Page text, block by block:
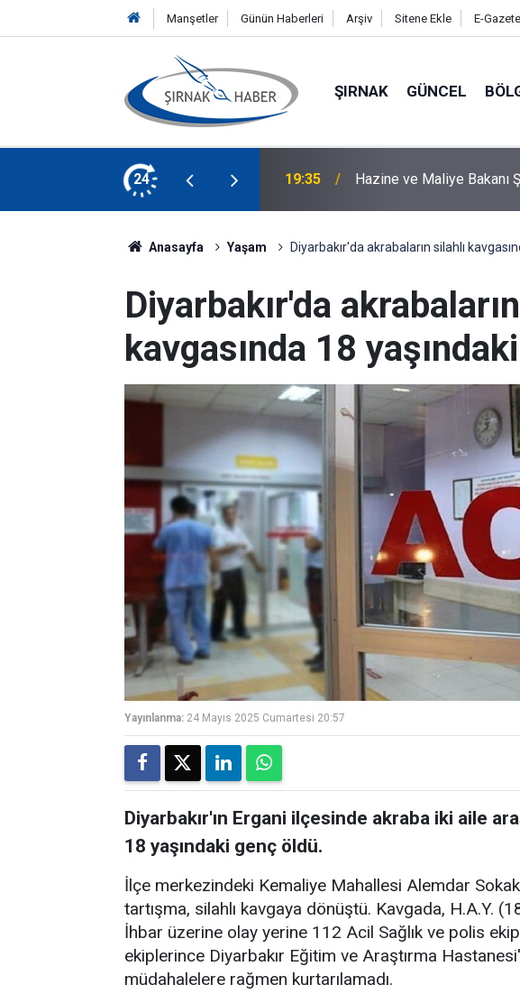
Manşetler Günün Haberleri Arşiv Sitene Ekle E-Gazete
ŞIRNAK GÜNCEL
24
Mardin'de ziyaretlerde bulundu 19:21
Edilemez”
Anasayfa Yaşam Diyarbakır'da akrabaların silahlı
Diyarbakır'da
kavgasında 18
Yayınlanma: 24 Mayıs 2025 Cumartesi 20:57
Diyarbakır'ın Ergani ilçesinde akraba iki aile
18 yaşındaki genç öldü.
İlçe merkezindeki Kemaliye Mahallesi Alemdar
tartışma, silahlı kavgaya dönüştü. Kavgada, H.A.Y.
İhbar üzerine olay yerine 112 Acil Sağlık ve polis
ekiplerince Diyarbakır Eğitim ve Araştırma
müdahalelere rağmen kurtarılamadı.